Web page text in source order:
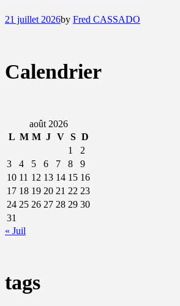
21 juillet 2026by Fred CASSADO
Calendrier
août 2026
L M M J V S D
1
2
3
4 5 6 7 8
9
10 11 12 13 14 15 16
17 18 19 20 21 22 23
24 25 26 27 28 29 30
31
« Juil
tags